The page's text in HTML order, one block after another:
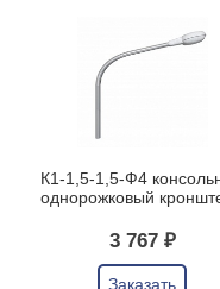
К1-1,5-1,5-Ф4
однорожковый
3 767 ₽
Заказать